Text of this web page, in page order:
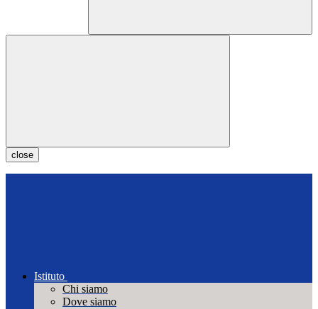
close
Istituto
Chi siamo
Dove siamo